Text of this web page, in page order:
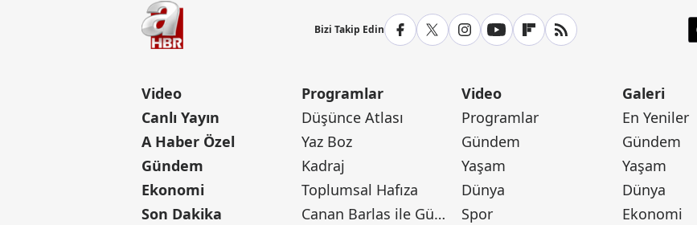
Bizi Takip Edin
Video
Canlı Yayın
A Haber Özel
Gündem
Ekonomi
Son Dakika
Programlar
Düşünce Atlası
Yaz Boz
Kadraj
Toplumsal Hafıza
Canan Barlas ile Gündem
Video
Programlar
Gündem
Yaşam
Dünya
Spor
Galeri
En Yeniler
Gündem
Yaşam
Dünya
Ekonomi